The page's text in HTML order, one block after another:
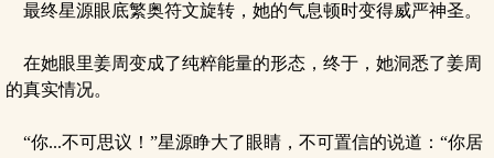
最终星源眼底繁奥符文旋转，她的气息顿时变得威严神圣。
在她眼里姜周变成了纯粹能量的形态，终于，她洞悉了姜周
的真实情况。
“你...不可思议！”星源睁大了眼睛，不可置信的说道：“你居